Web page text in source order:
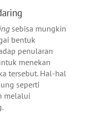
sebisa mungkin
bentuk
penularan
menekan
tersebut. Hal-hal
seperti
melalui